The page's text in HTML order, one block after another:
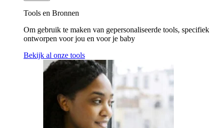
Tools en Bronnen
Om gebruik te maken van gepersonaliseerde tools, specifiek
ontworpen voor jou en voor je baby
Bekijk al onze tools